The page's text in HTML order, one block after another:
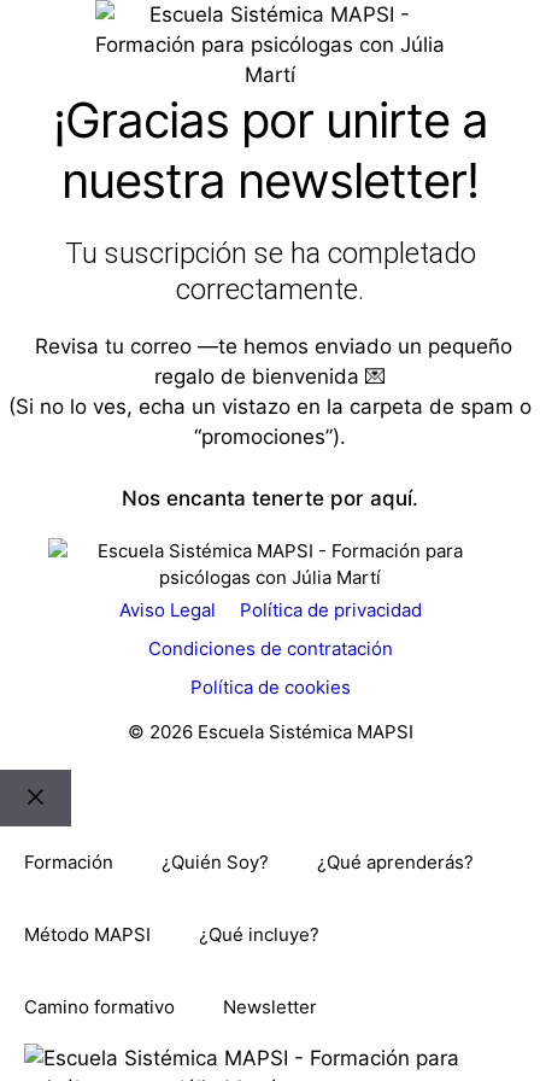
¡Gracias por unirte a
nuestra newsletter!
Tu suscripción se ha completado
correctamente.
Revisa tu correo —te hemos enviado un pequeño
regalo de bienvenida 💌
(Si no lo ves, echa un vistazo en la carpeta de spam o
“promociones”).
Nos encanta tenerte por aquí.
Aviso Legal
Política de privacidad
Condiciones de contratación
Política de cookies
© 2026 Escuela Sistémica MAPSI
Cerrar
Formación ¿Quién Soy? ¿Qué aprenderás?
Método MAPSI ¿Qué incluye?
Camino formativo Newsletter